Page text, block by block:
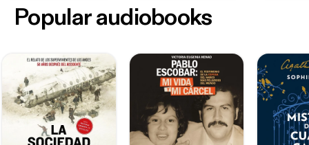
Popular audiobooks